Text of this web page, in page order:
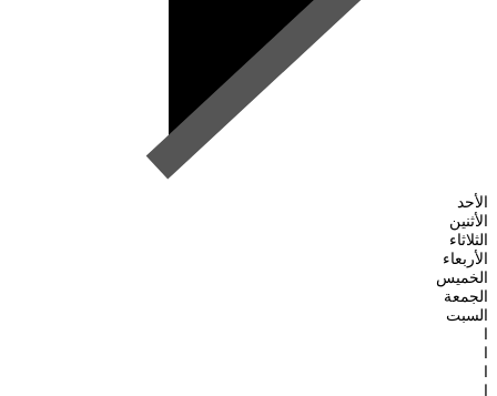
الأحد
الأثنين
الثلاثاء
الأربعاء
الخميس
الجمعة
السبت
ا
ا
ا
ا